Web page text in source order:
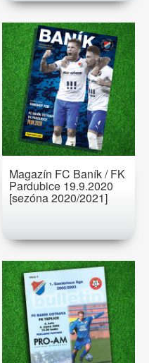
Magazín FC Baník / FK
Pardubice 19.9.2020
[sezóna 2020/2021]